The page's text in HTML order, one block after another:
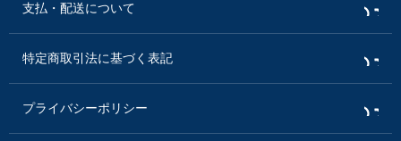
支払・配送について
特定商取引法に基づく表記
プライバシーポリシー